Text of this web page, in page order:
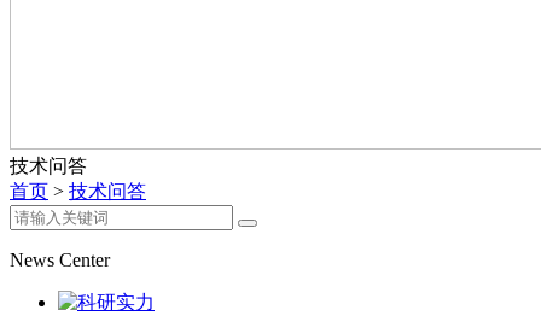
技术问答
首页 > 技术问答
News Center